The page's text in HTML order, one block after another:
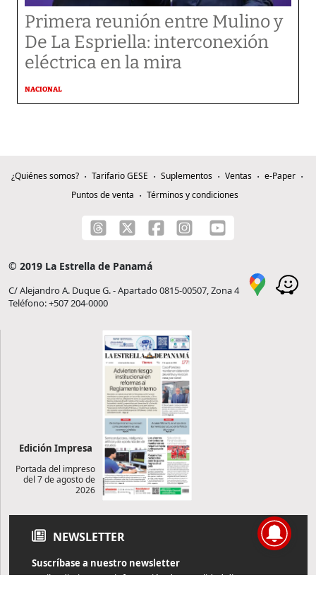
Primera reunión entre Mulino y
De La Espriella: interconexión
eléctrica en la mira
NACIONAL
¿Quiénes somos? Tarifario GESE Suplementos Ventas
e-Paper
Puntos de venta
Términos y condiciones
© 2019 La Estrella de Panamá
C/ Alejandro A. Duque G. - Apartado 0815-00507, Zona 4
Teléfono: +507 204-0000
Edición Impresa
Portada del impreso
del 7 de agosto de
2026
NEWSLETTER
Suscríbase a nuestro newsletter
Reciba diariamente información de actualidad directamente en